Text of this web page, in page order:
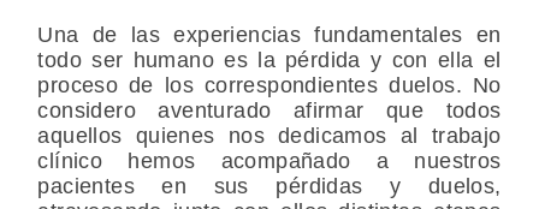
Una de las experiencias fundamentales en
todo ser humano es la pérdida y con ella el
proceso de los correspondientes duelos. No
considero aventurado afirmar que todos
aquellos quienes nos dedicamos al trabajo
clínico hemos acompañado a nuestros
pacientes en sus pérdidas y duelos,